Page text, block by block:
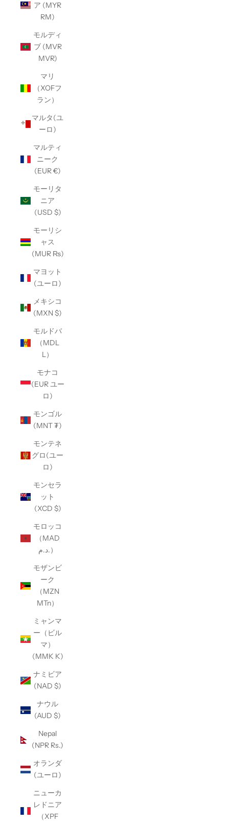
ア (MYR
RM)
モルディ
ブ (MVR
MVR)
マリ
（XOFフ
ラン）
マルタ(ユ
ーロ)
マルティ
ニーク
(EUR €)
モーリタ
ニア
(USD $)
モーリシ
ャス
(MUR ₨)
マヨット
(ユーロ)
メキシコ
(MXN $)
モルドバ
（MDL
L）
モナコ
(EUR ユー
ロ)
モンゴル
(MNT ₮)
モンテネ
グロ(ユー
ロ)
モンセラ
ット
(XCD $)
モロッコ
（MAD
د.م.）
モザンビ
ーク
（MZN
MTn）
ミャンマ
ー（ビル
マ）
(MMK K)
ナミビア
(NAD $)
ナウル
(AUD $)
Nepal
(NPR Rs.)
オランダ
(ユーロ)
ニューカ
レドニア
（XPF